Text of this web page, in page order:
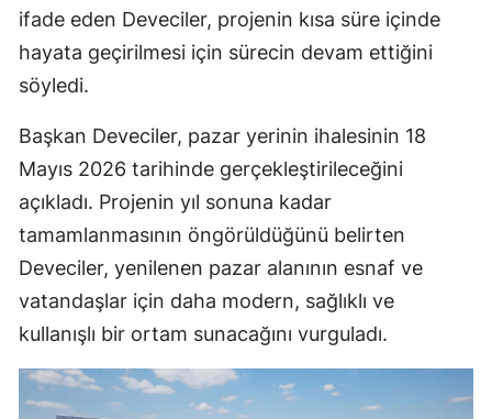
ifade eden Deveciler, projenin kısa süre içinde
hayata geçirilmesi için sürecin devam ettiğini
söyledi.
Başkan Deveciler, pazar yerinin ihalesinin 18
Mayıs 2026 tarihinde gerçekleştirileceğini
açıkladı. Projenin yıl sonuna kadar
tamamlanmasının öngörüldüğünü belirten
Deveciler, yenilenen pazar alanının esnaf ve
vatandaşlar için daha modern, sağlıklı ve
kullanışlı bir ortam sunacağını vurguladı.